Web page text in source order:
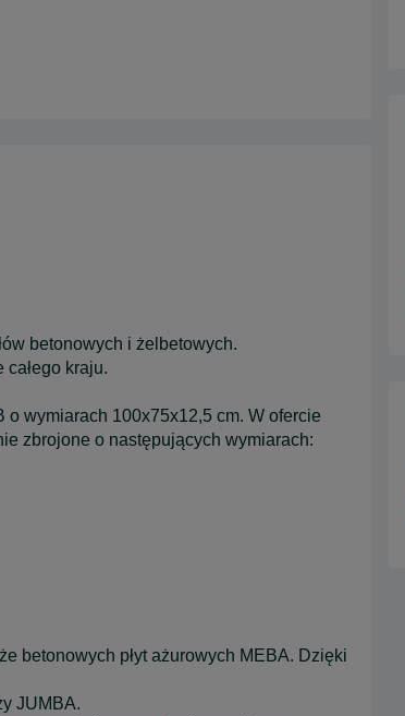
betonowych i żelbetowych.
kraju.
o wymiarach 100x75x12,5 cm. W ofercie
zbrojone o następujących wymiarach:
betonowych płyt ażurowych MEBA. Dzięki
JUMBA.